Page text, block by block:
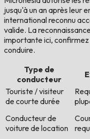
jusqu'à un an après leur
international reconnu
valide. La
importante ici,
conduire.
Type de
conducteur
Touriste / visiteur
de courte durée
Conducteur de
voiture de location